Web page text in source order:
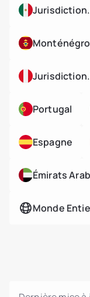
Monténégro
Portugal
Espagne
Émirats
Monde